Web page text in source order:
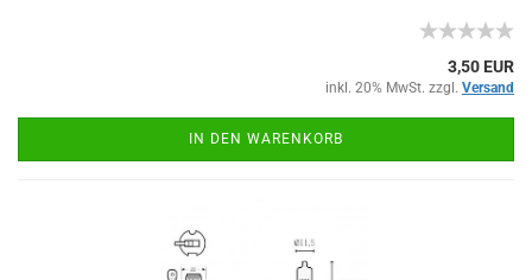
3,50 EUR
inkl. 20% MwSt. zzgl. Versand
IN DEN WARENKORB